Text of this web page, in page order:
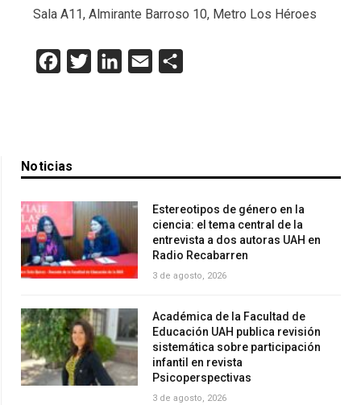
Sala A11, Almirante Barroso 10, Metro Los Héroes
Facebook
Twitter LinkedInEmail
Noticias
Estereotipos de género en la
ciencia: el tema central de la
entrevista a dos autoras UAH en
Radio Recabarren
3 de agosto, 2026
Académica de la Facultad de
Educación UAH publica revisión
sistemática sobre participación
infantil en revista
Psicoperspectivas
3 de agosto, 2026